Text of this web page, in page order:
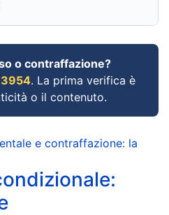
o contraffazione?
. La prima verifica è
o il contenuto.
e contraffazione: la